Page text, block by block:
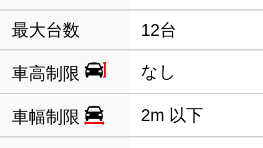
最大台数 12台
車高制限 なし
車幅制限 2m 以下